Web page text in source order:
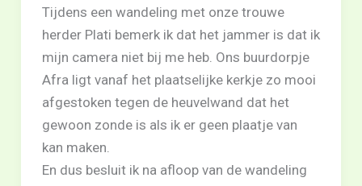
Tijdens een wandeling met onze trouwe
herder Plati bemerk ik dat het jammer is dat ik
mijn camera niet bij me heb. Ons buurdorpje
Afra ligt vanaf het plaatselijke kerkje zo mooi
afgestoken tegen de heuvelwand dat het
gewoon zonde is als ik er geen plaatje van
kan maken.
En dus besluit ik na afloop van de wandeling